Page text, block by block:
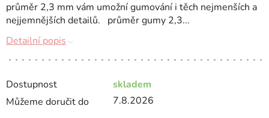
Dostupnost
skladem
Můžeme doručit do
7.8.2026
průměr 2,3 mm vám umožní gumování i těch nejmenších a
nejjemnějších detailů. průměr gumy 2,3...
Detailní popis